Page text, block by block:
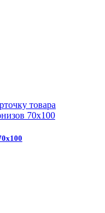
товара